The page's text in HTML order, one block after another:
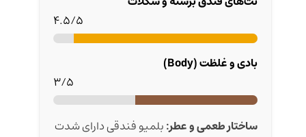
4.5/5
بادی و غلظت (Body)
3/5
ساختار طعمی و عطر:بلمیو فندقی دارای شدت